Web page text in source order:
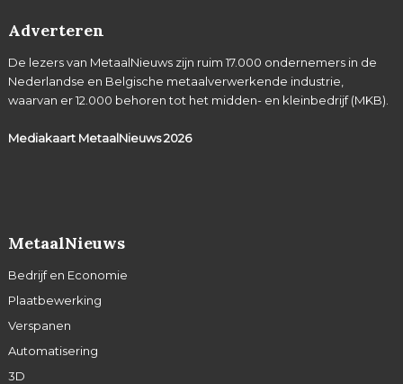
Adverteren
De lezers van MetaalNieuws zijn ruim 17.000 ondernemers in de
Nederlandse en Belgische metaalverwerkende industrie,
waarvan er 12.000 behoren tot het midden- en kleinbedrijf (MKB).
Mediakaart MetaalNieuws2026
MetaalNieuws
Bedrijf en Economie
Plaatbewerking
Verspanen
Automatisering
3D